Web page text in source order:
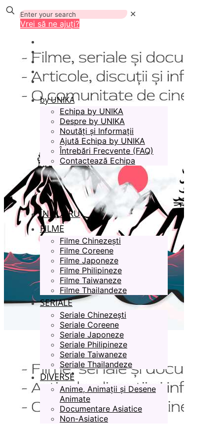
✕
Vrei să ne ajuți?
by UNIKA
Echipa by UNIKA
Despre by UNIKA
Noutăți și Informații
Ajută Echipa by UNIKA
Întrebări Frecvente (FAQ)
Contactează Echipa
ÎN LUCRU
FILME
Filme Chinezești
Filme Coreene
Filme Japoneze
Filme Philipineze
Filme Taiwaneze
Filme Thailandeze
SERIALE
Seriale Chinezești
Seriale Coreene
Seriale Japoneze
Seriale Philipineze
Seriale Taiwaneze
Seriale Thailandeze
DIVERSE
Anime, Animații și Desene
Animate
Documentare Asiatice
Non-Asiatice